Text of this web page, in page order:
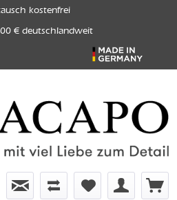
kostenfrei
€ deutschlandweit